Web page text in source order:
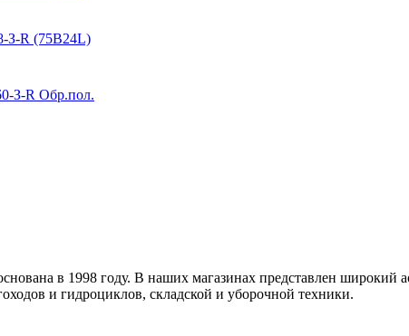
З-R (75B24L)
З-R Обр.пол.
в 1998 году. В наших магазинах представлен широкий
и гидроциклов, складской и уборочной техники.